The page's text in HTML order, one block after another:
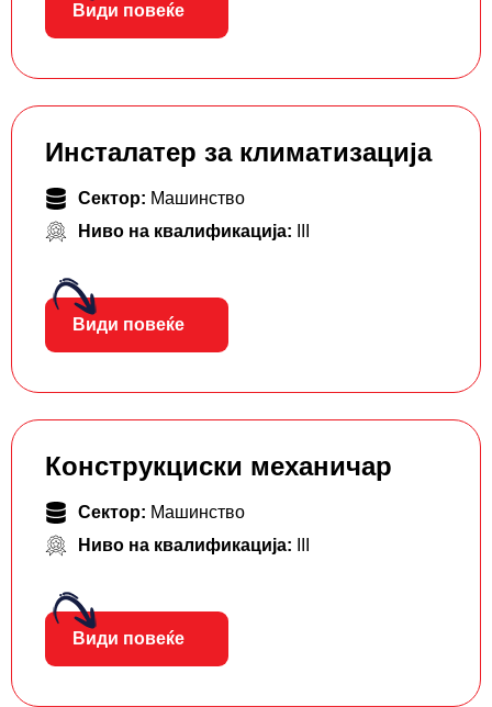
Види повеќе
Инсталатер за климатизација
Сектор: Машинство
Ниво на квалификација:
Види повеќе
Конструкциски механичар
Сектор: Машинство
Ниво на квалификација:
Види повеќе